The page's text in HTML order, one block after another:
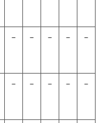
– – – – –
– – – – –